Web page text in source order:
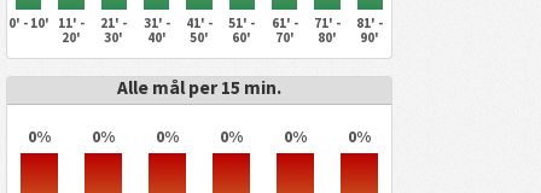
0' - 10'
11' -
20'
21' -
30'
31' -
40'
41' -
50'
51' -
60'
61' -
70'
71' -
80'
81' -
90'
Alle mål per 15 min.
0% 0% 0% 0% 0% 0%